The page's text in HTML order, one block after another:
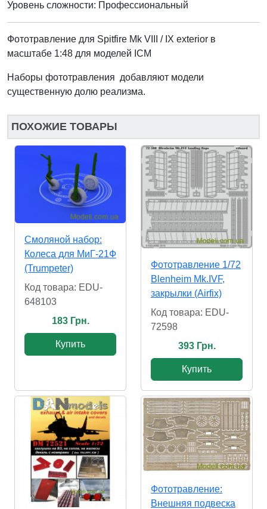
Уровень сложности: Профессиональный
Фототравление для Spitfire Mk VIII / IX exterior в
масштабе 1:48 для моделей ICM
Наборы фототравления добавляют модели
существенную долю реализма.
ПОХОЖИЕ ТОВАРЫ
Смоляной набор:
Колеса для МиГ-21Ф
(Trumpeter)
Код товара: EDU-
648103
183 Грн.
Купить
Фототравление 1/72
Blenheim Mk.IVF,
закрылки (Airfix)
Код товара: EDU-
72598
393 Грн.
Купить
Фототравление:
Внешняя подвеска